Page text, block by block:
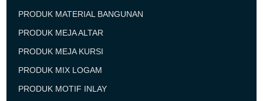
PRODUK MATERIAL BANGUNAN
PRODUK MEJA ALTAR
PRODUK MEJA KURSI
PRODUK MIX LOGAM
PRODUK MOTIF INLAY